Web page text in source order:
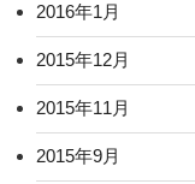
2016年1月
2015年12月
2015年11月
2015年9月